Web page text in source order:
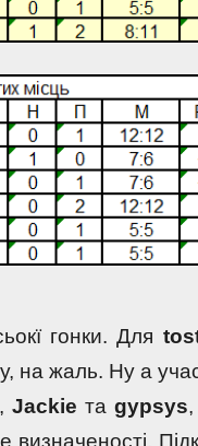
гонки. Для
на жаль. Ну а
, Jackie та gypsys
визначеності.